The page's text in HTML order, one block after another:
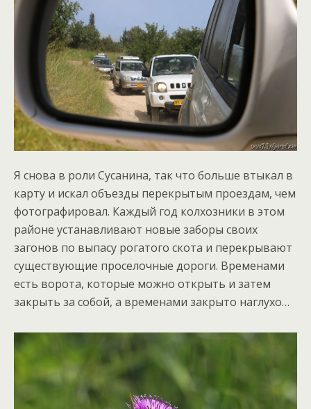
Я снова в роли Сусанина, так что больше втыкал в
карту и искал объезды перекрытым проездам, чем
фотографировал. Каждый год колхозники в этом
районе устанавливают новые заборы своих
загонов по выпасу рогатого скота и перекрывают
существующие проселочные дороги. Временами
есть ворота, которые можно открыть и затем
закрыть за собой, а временами закрыто наглухо…